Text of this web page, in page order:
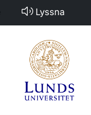
Lyssna